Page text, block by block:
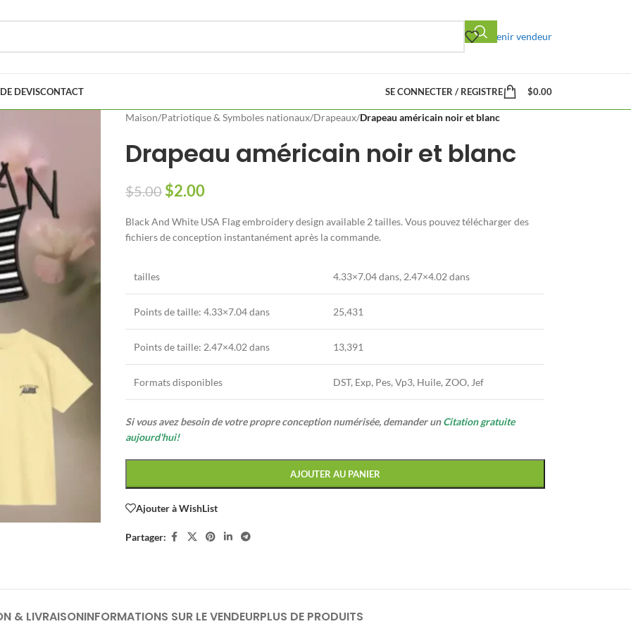
Devenir vendeur
DEVISCONTACT SE CONNECTER / REGISTRE $0.00
Maison/Patriotique & Symboles nationaux/Drapeaux/Drapeau américain noir et blanc
Drapeau américain noir et blanc
$5.00 $2.00
Black And White USA Flag embroidery design available2 tailles. Vous pouvez télécharger des
fichiers de conception instantanément après la commande.
tailles 4.33×7.04 dans, 2.47×4.02 dans
Points de taille: 4.33×7.04 dans 25,431
Points de taille: 2.47×4.02 dans 13,391
Formats disponibles DST, Exp, Pes, Vp3, Huile, ZOO, Jef
Si vous avez besoin de votre propre conception numérisée, demander unCitation gratuite
aujourd'hui!
AJOUTER AU PANIER
Ajouter à WishList
Partager:
& LIVRAISONINFORMATIONS SUR LE VENDEURPLUS DE PRODUITS